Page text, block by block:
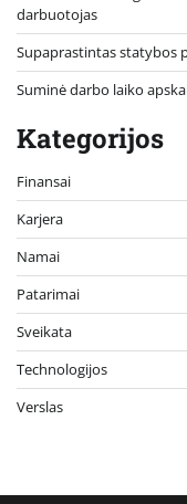
darbuotojas
Supaprastintas statybos
Suminė darbo laiko
Kategorijos
Finansai
Karjera
Namai
Patarimai
Sveikata
Technologijos
Verslas